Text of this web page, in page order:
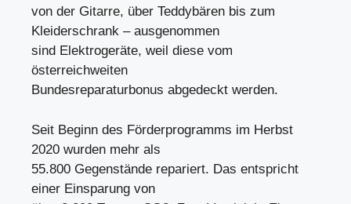
von der Gitarre, über Teddybären bis zum
Kleiderschrank – ausgenommen
sind Elektrogeräte, weil diese vom
österreichweiten
Bundesreparaturbonus abgedeckt werden.
Seit Beginn des Förderprogramms im Herbst
2020 wurden mehr als
55.800 Gegenstände repariert. Das entspricht
einer Einsparung von